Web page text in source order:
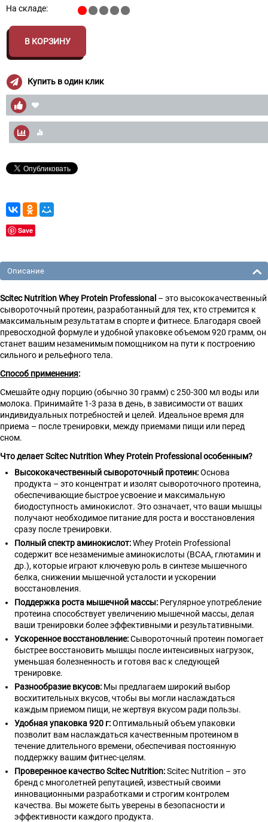
На складе:
В КОРЗИНУ
Купить в один клик
Save
Описание
Scitec Nutrition Whey Protein Professional – это высококачественный
сывороточный протеин, разработанный для тех, кто стремится к
максимальным результатам в спорте и фитнесе. Благодаря своей
превосходной формуле и удобной упаковке объемом 920 грамм, он
станет вашим незаменимым помощником на пути к построению
сильного и рельефного тела.
Способ применения:
Смешайте одну порцию (обычно 30 грамм) с 250-300 мл воды или
молока. Принимайте 1-3 раза в день, в зависимости от ваших
индивидуальных потребностей и целей. Идеальное время для
приема – после тренировки, между приемами пищи или перед
сном.
Что делает Scitec Nutrition Whey Protein Professional особенным?
Высококачественный сывороточный протеин:Основа
продукта – это концентрат и изолят сывороточного протеина,
обеспечивающие быстрое усвоение и максимальную
биодоступность аминокислот. Это означает, что ваши мышцы
получают необходимое питание для роста и восстановления
сразу после тренировки.
Полный спектр аминокислот:Whey Protein Professional
содержит все незаменимые аминокислоты (BCAA, глютамин и
др.), которые играют ключевую роль в синтезе мышечного
белка, снижении мышечной усталости и ускорении
восстановления.
Поддержка роста мышечной массы: Регулярное употребление
протеина способствует увеличению мышечной массы, делая
ваши тренировки более эффективными и результативными.
Ускоренное восстановление:Сывороточный протеин помогает
быстрее восстановить мышцы после интенсивных нагрузок,
уменьшая болезненность и готовя вас к следующей
тренировке.
Разнообразие вкусов: Мы предлагаем широкий выбор
восхитительных вкусов, чтобы вы могли наслаждаться
каждым приемом пищи, не жертвуя вкусом ради пользы.
Удобная упаковка 920 г:Оптимальный объем упаковки
позволит вам наслаждаться качественным протеином в
течение длительного времени, обеспечивая постоянную
поддержку вашим фитнес-целям.
Проверенное качество Scitec Nutrition:Scitec Nutrition – это
бренд с многолетней репутацией, известный своими
инновационными разработками и строгим контролем
качества. Вы можете быть уверены в безопасности и
эффективности каждого продукта.